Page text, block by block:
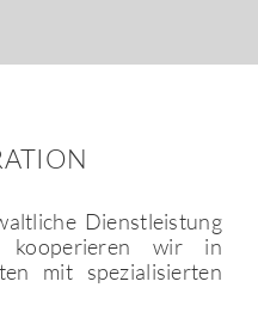
Dienstleistung
kooperieren wir in
mit spezialisierten